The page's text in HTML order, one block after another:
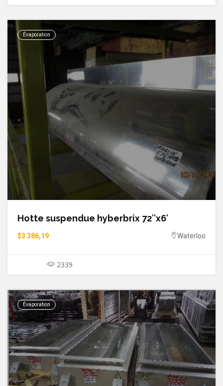
Évaporation
Hotte suspendue hyberbrix 72″x6′
$3 386,19 Waterloo
2339
Évaporation